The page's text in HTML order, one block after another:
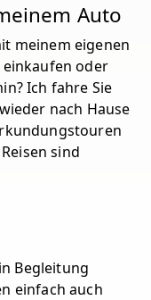
Auto
meinem eigenen
einkaufen oder
Ich fahre Sie
nach Hause
sind
Begleitung
einfach auch